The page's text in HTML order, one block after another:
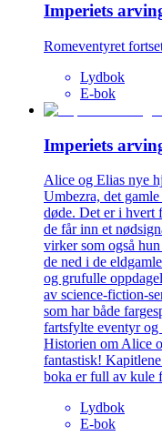
Imperiets
Romeventyret
Lydbok
E-bok
Imperiets
Alice og Elias nye
Umbezra, det
døde. Det er i hvert
de får inn et
virker som også
de ned i de
og grufulle
av science-fiction-
som har både
fartsfylte eventyr og
Historien om Alice
fantastisk!
boka er full av kule
Lydbok
E-bok